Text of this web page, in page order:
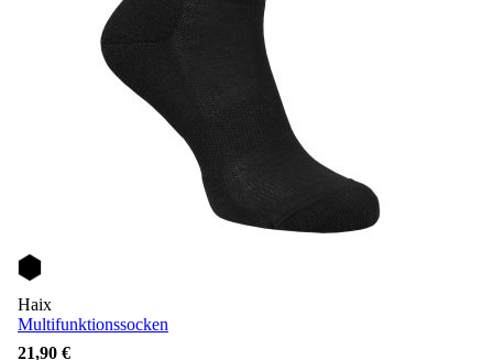
Haix
Multifunktionssocken
21,90 €